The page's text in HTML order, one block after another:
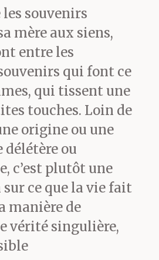
les souvenirs
mère aux siens,
entre les
qui font ce
qui tissent une
touches. Loin de
origine ou une
délétère ou
c’est plutôt une
ce que la vie fait
manière de
vérité singulière,